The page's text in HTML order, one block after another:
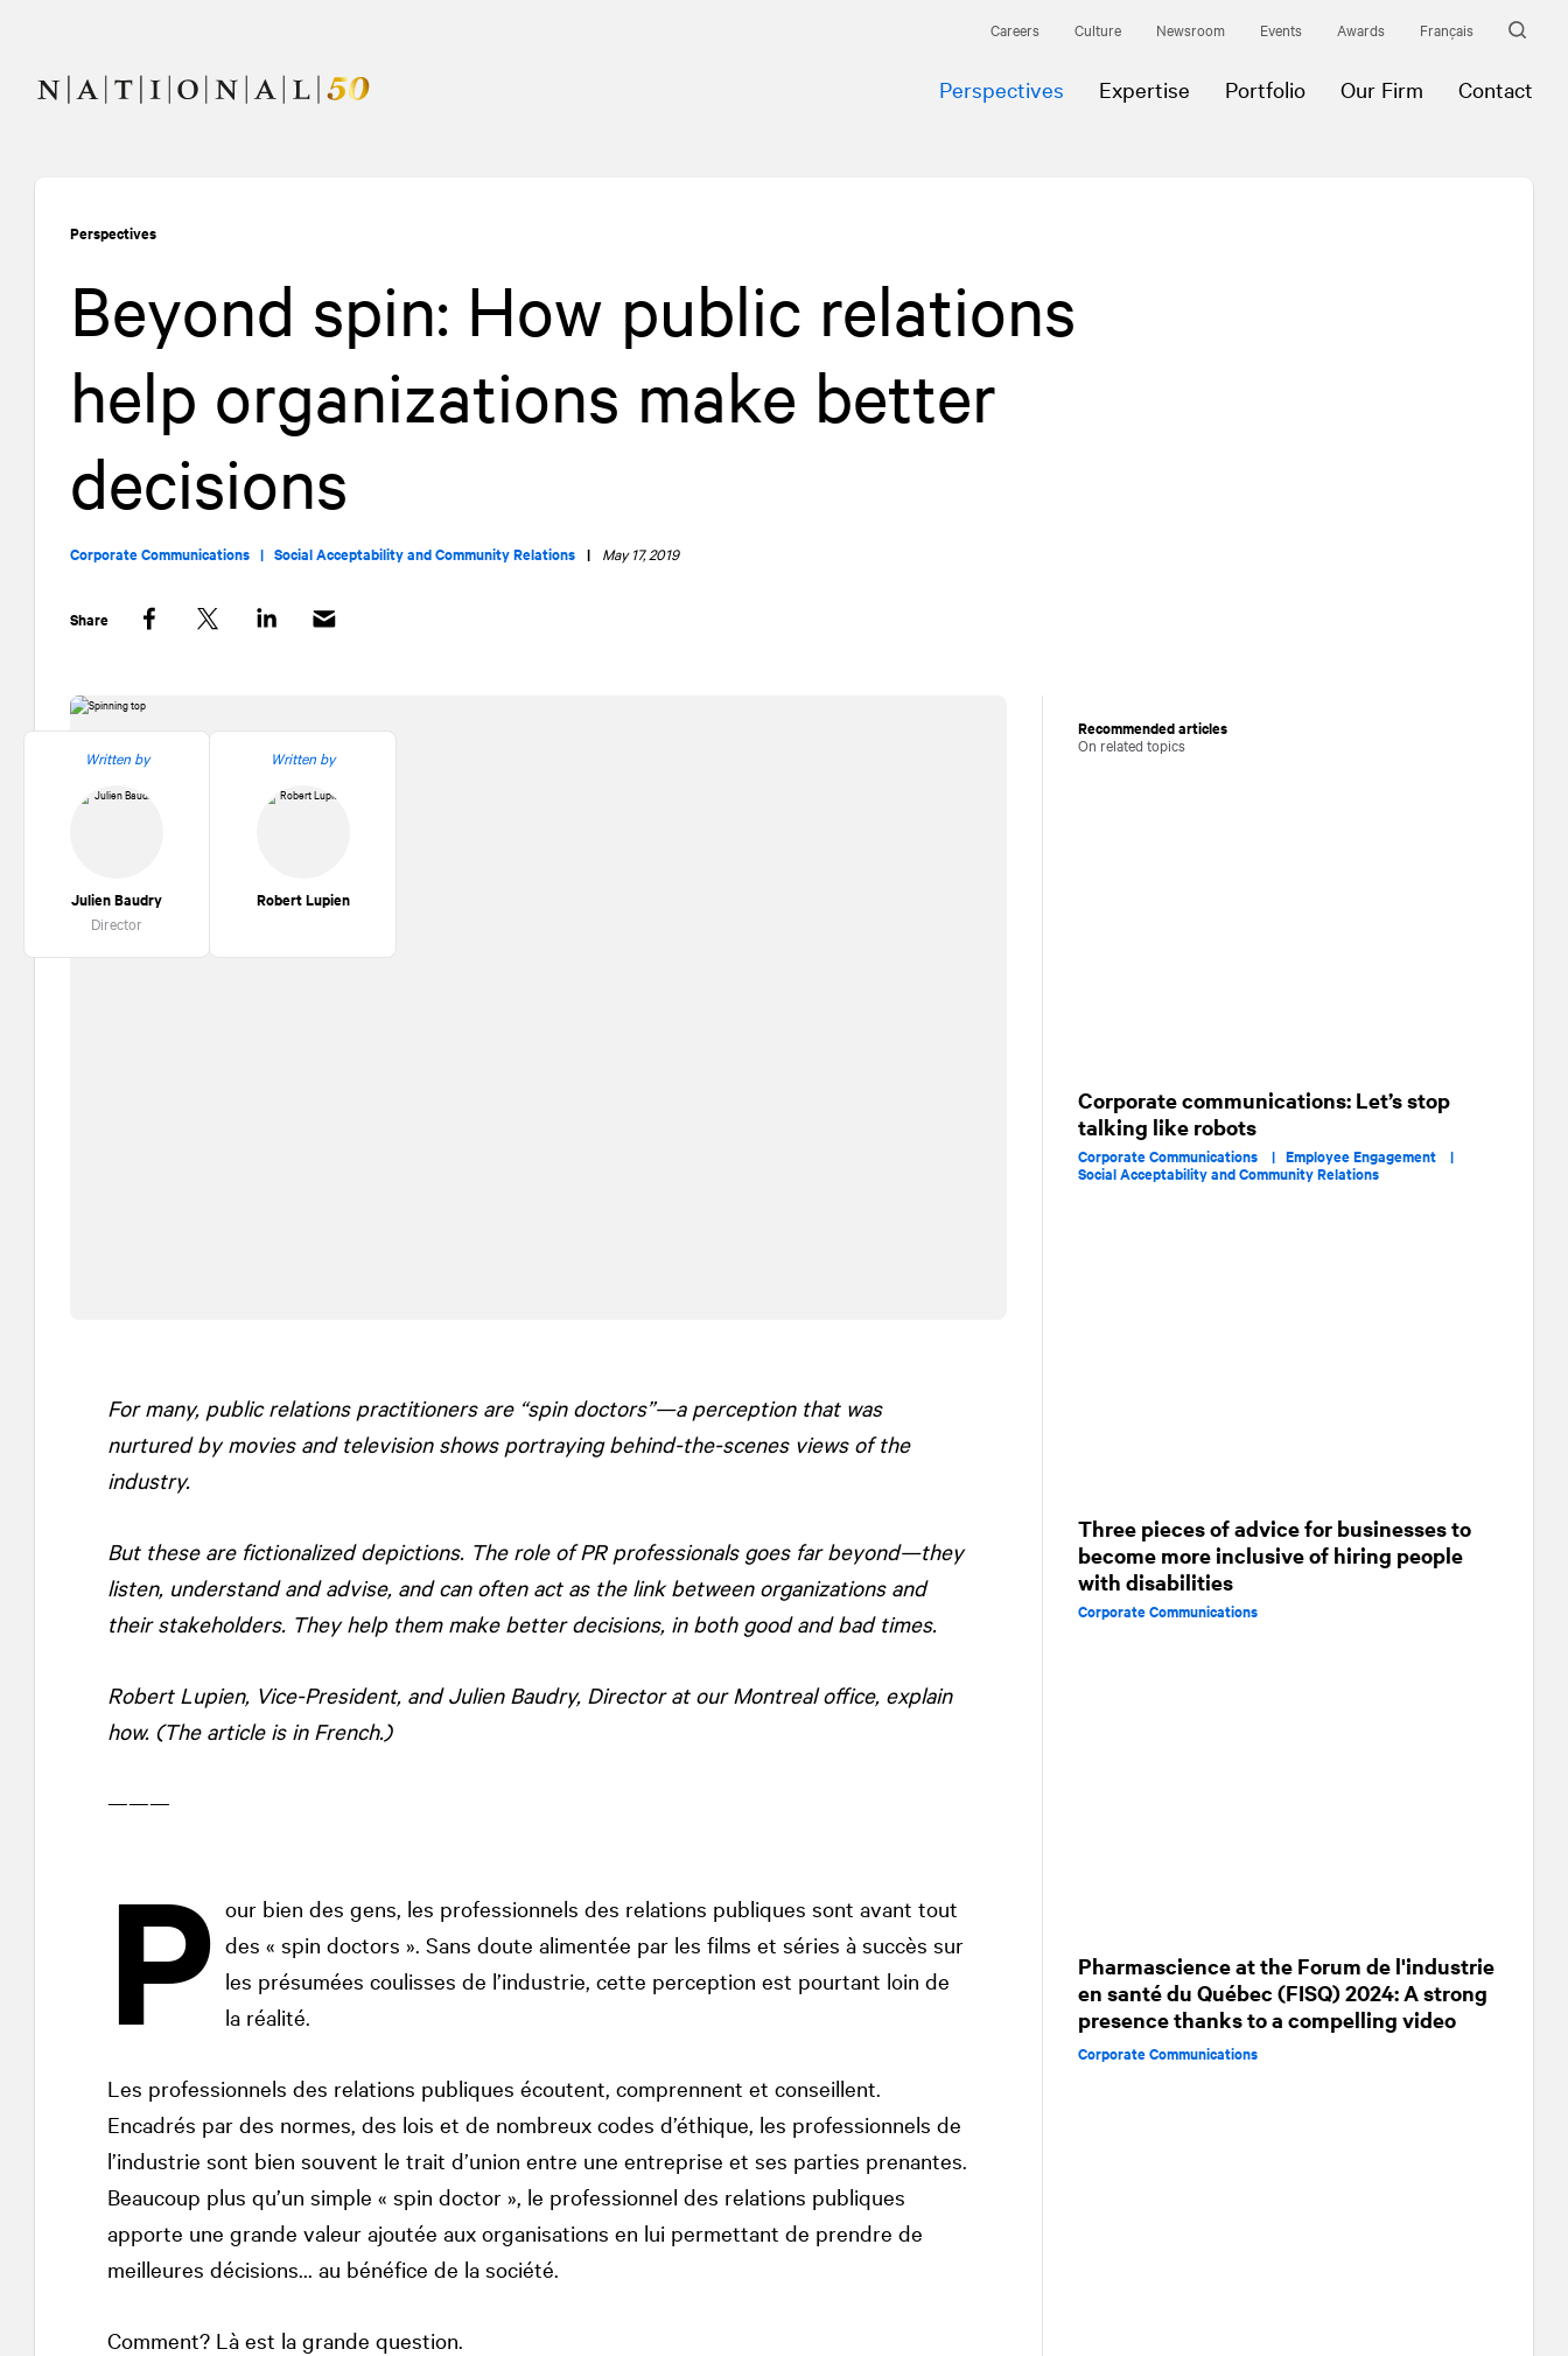
Careers Culture Newsroom Events Awards Français
Perspectives Expertise Portfolio Our Firm Contact
Perspectives
Beyond spin: How public relations
help organizations make better
decisions
Corporate Communications | Social Acceptability and Community Relations | May 17, 2019
Share
Written by
Julien Baudry
Director
Written by
Robert Lupien
For many, public relations practitioners are “spin doctors”—a perception that was
nurtured by movies and television shows portraying behind-the-scenes views of the
industry.
But these are fictionalized depictions. The role of PR professionals goes far beyond—they
listen, understand and advise, and can often act as the link between organizations and
their stakeholders. They help them make better decisions, in both good and bad times.
Robert Lupien, Vice-President, and Julien Baudry, Director at our Montreal office, explain
how. (The article is in French.)
———
P our bien des gens, les professionnels des relations publiques sont avant tout
des « spin doctors ». Sans doute alimentée par les films et séries à succès sur
les présumées coulisses de l’industrie, cette perception est pourtant loin de
la réalité.
Les professionnels des relations publiques écoutent, comprennent et conseillent.
Encadrés par des normes, des lois et de nombreux codes d’éthique, les professionnels de
l’industrie sont bien souvent le trait d’union entre une entreprise et ses parties prenantes.
Beaucoup plus qu’un simple « spin doctor », le professionnel des relations publiques
apporte une grande valeur ajoutée aux organisations en lui permettant de prendre de
meilleures décisions… au bénéfice de la société.
Comment? Là est la grande question.
Recommended articles
On related topics
Corporate communications: Let’s stop
talking like robots
Corporate Communications | Employee Engagement |
Social Acceptability and Community Relations
Three pieces of advice for businesses to
become more inclusive of hiring people
with disabilities
Corporate Communications
Pharmascience at the Forum de l'industrie
en santé du Québec (FISQ) 2024: A strong
presence thanks to a compelling video
Corporate Communications